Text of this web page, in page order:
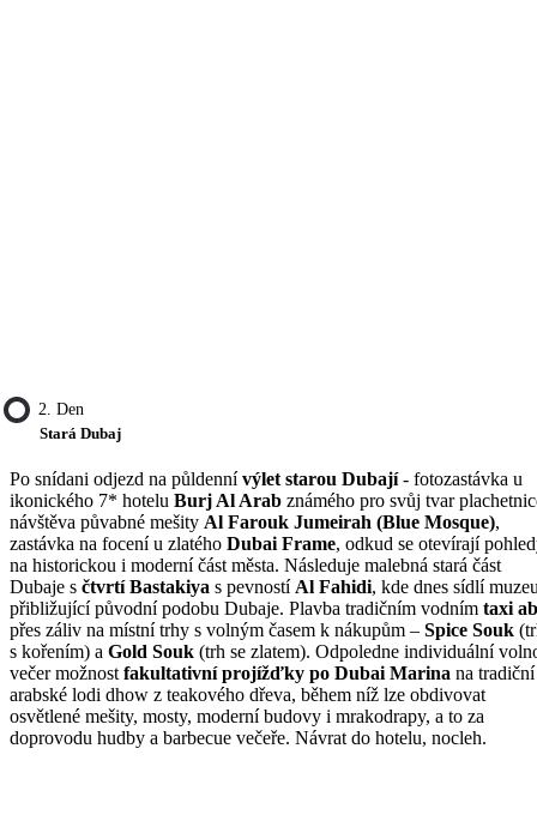
2. Den
Stará Dubaj
Po snídani odjezd na půldennívýlet starou Dubají- fotozastávka u
ikonického 7* hotelu Burj Al Arab známého pro svůj tvar
návštěva půvabné mešity Al Farouk Jumeirah (Blue Mosque),
zastávka na focení u zlatého Dubai Frame, odkud se otevírají
na historickou i moderní část města. Následuje malebná stará část
Dubaje s čtvrtí Bastakiya s pevnostíAl Fahidi, kde dnes sídlí
přibližující původní podobu Dubaje. Plavba tradičním vodním taxi
přes záliv na místní trhy s volným časem k nákupům – Spice Souk
s kořením) a Gold Souk (trh se zlatem). Odpoledne individuální
večer možnostfakultativní projížďky po Dubai Marina na tradiční
arabské lodi dhow z teakového dřeva, během níž lze obdivovat
osvětlené mešity, mosty, moderní budovy i mrakodrapy, a to za
doprovodu hudby a barbecue večeře. Návrat do hotelu, nocleh.